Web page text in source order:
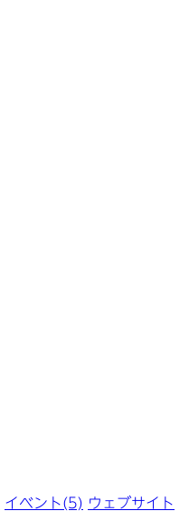
イベント(5) ウェブサイト